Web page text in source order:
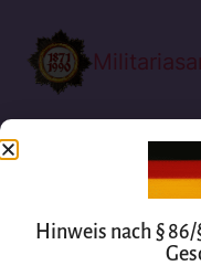
Hinweis nach §